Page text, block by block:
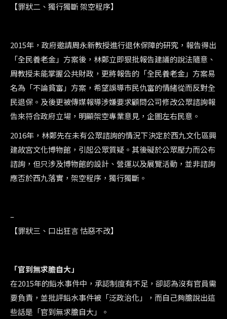
【罪狀二、獨行獨斷 架空程序】
2015年，政府邀請周永新教授進行退休保障的研究，報告得出
「全民養老金」方案後，林鄭立即狠批報告建議的說法隨意、
周教授未能掌握公共財政，更將報告的「全民養老金」方案易
名為「不論貧富」方案，希望誤導市民仇富的情緒從而反對全
民退保。及後更被傳媒報導涉嫌要求顧問公司修改公眾諮詢報
告來符合政府立場，明顯架空專業意見，企圖左右民意。
2016年，林鄭先在未有公眾諮詢的情況下決定於西九文化區興
建故宮文化博物館，引起公眾質疑。其後礙於公眾壓力而公布
諮詢，但只涉及博物館的設計、營運以及展覽活動，並非諮詢
應否於西九落實，架空程序，獨行獨斷。
–
【罪狀三、口出狂言 怙惡不改】
「官到無求膽自大」
在2015年的鉛水事件中，承認制度有不足，卻認為沒有官員需
要負責，並批評鉛水事件被「泛政治化」，而自己夠膽說出這
些話是「官到無求膽自大」。